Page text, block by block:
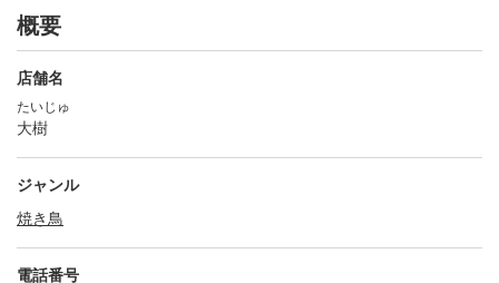
概要
店舗名
たいじゅ
大樹
ジャンル
焼き鳥
電話番号